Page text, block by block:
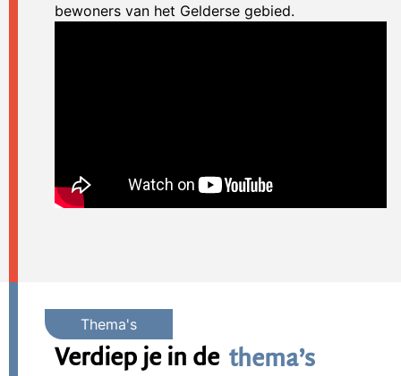
bewoners van het Gelderse gebied.
Verdiep je in de thema’s